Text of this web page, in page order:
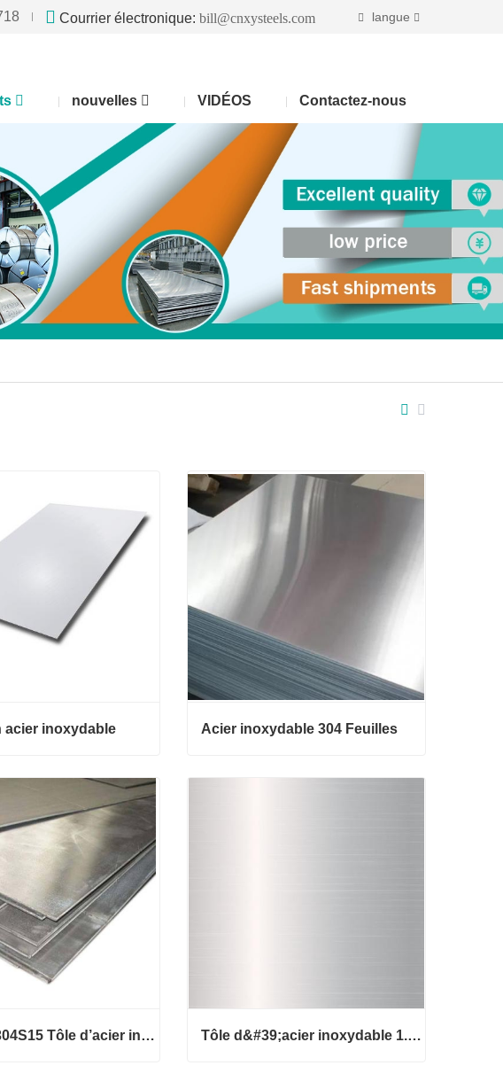
Courrier électronique: bill@cnxysteels.com langue
nouvelles VIDÉOS Contactez-nous
acier inoxydable
inoxydable
Acier inoxydable 304 Feuilles
RS PRO 304S15 Tôle d’acier inoxydable Tôle d&#39;acier inoxydable 1.4410